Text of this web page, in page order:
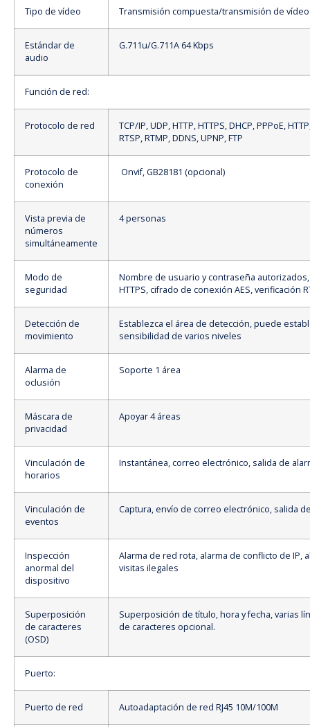
Tipo de vídeo Transmisión compuesta/transmisión de vídeo
Estándar de
audio
G.711u/G.711A 64 Kbps
Función de red:
Protocolo de red
TCP/IP, UDP, HTTP, HTTPS, DHCP, PPPoE,
RTSP, RTMP, DDNS, UPNP, FTP
Protocolo de
conexión
Onvif, GB28181 (opcional)
Vista previa de
números
simultáneamente
4 personas
Modo de
seguridad
Nombre de usuario y contraseña
HTTPS, cifrado de conexión AES, verificación
Detección de
movimiento
Establezca el área de detección, puede
sensibilidad de varios niveles
Alarma de
oclusión
Soporte 1 área
Máscara de
privacidad
Apoyar 4 áreas
Vinculación de
horarios
Instantánea, correo electrónico, salida de
Vinculación de
eventos
Captura, envío de correo electrónico, salida
Inspección
anormal del
dispositivo
Alarma de red rota, alarma de conflicto de IP,
visitas ilegales
Superposición
de caracteres
(OSD)
Superposición de título, hora y fecha, varias
de caracteres opcional.
Puerto:
Puerto de red Autoadaptación de red RJ45 10M/100M